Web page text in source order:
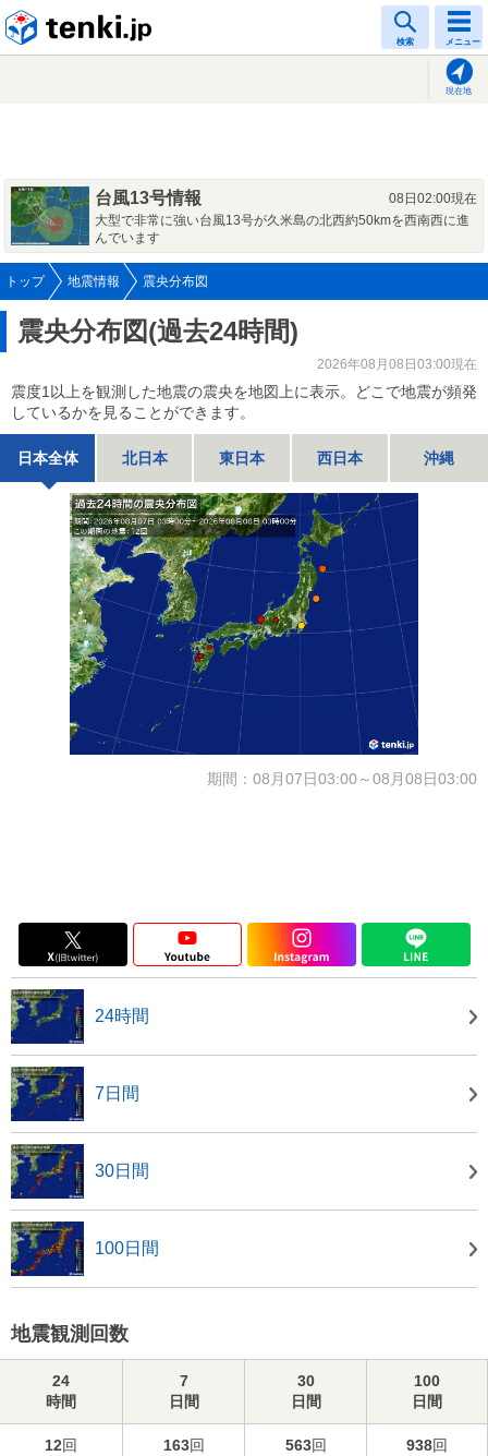
検索 メニュー
現在地
台風13号情報
08日02:00現在
大型で非常に強い台風13号が久米島の北西約50kmを西南西に進
んでいます
トップ 地震情報 震央分布図
震央分布図(過去24時間)
2026年08月08日03:00現在
震度1以上を観測した地震の震央を地図上に表示。どこで地震が頻発
しているかを見ることができます。
日本全体 北日本 東日本 西日本 沖縄
期間：08月07日03:00～08月08日03:00
24時間
7日間
30日間
100日間
地震観測回数
24
時間
7
日間
30
日間
100
日間
12回 163回 563回 938回